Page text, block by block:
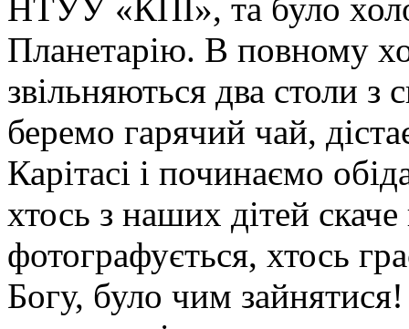
НТУУ «КПІ», та було
Планетарію. В повному
звільняються два столи з
беремо гарячий чай,
Карітасі і починаємо
хтось з наших дітей
фотографується, хтось
Богу, було чим